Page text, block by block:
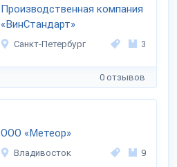
Производственная компания
«ВинСтандарт»
Санкт-Петербург 3
0 отзывов
ООО «Метеор»
Владивосток 9